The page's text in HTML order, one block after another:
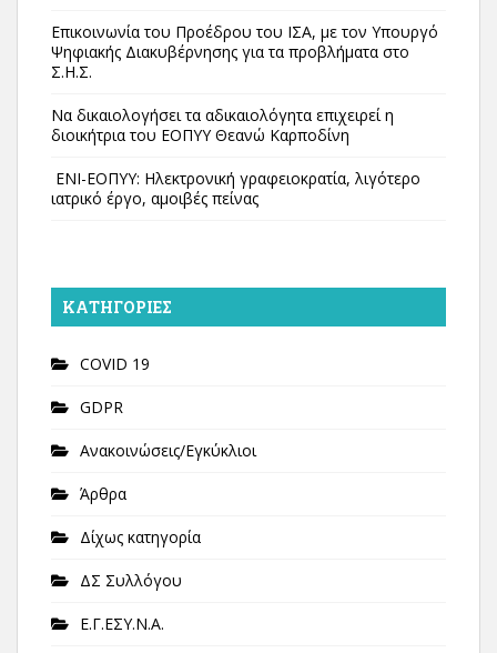
Επικοινωνία του Προέδρου του ΙΣΑ, με τον Υπουργό
Ψηφιακής Διακυβέρνησης για τα προβλήματα στο
Σ.Η.Σ.
Να δικαιολογήσει τα αδικαιολόγητα επιχειρεί η
διοικήτρια του ΕΟΠΥΥ Θεανώ Καρποδίνη
ΕΝΙ-ΕΟΠΥΥ: Ηλεκτρονική γραφειοκρατία, λιγότερο
ιατρικό έργο, αμοιβές πείνας
KΑΤΗΓΟΡΊΕΣ
COVID 19
GDPR
Ανακοινώσεις/Εγκύκλιοι
Άρθρα
Δίχως κατηγορία
ΔΣ Συλλόγου
Ε.Γ.ΕΣΥ.Ν.Α.